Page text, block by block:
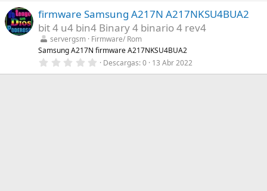
(
s
0
0
e
s
t
r
e
l
firmware Samsung A217N A217NKSU4BUA2
bit 4 u4 bin4 Binary 4 binario 4 rev4
servergsm Firmware/ Rom
Samsung A217N firmware A217NKSU4BUA2
0
0
Descargas 0 13 Abr 2022